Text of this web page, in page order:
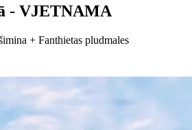
- VJETNAMA
+ Fanthietas pludmales